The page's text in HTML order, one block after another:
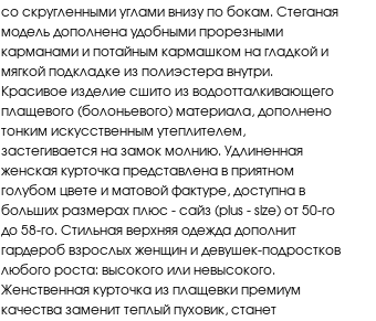
со скругленными углами внизу по бокам. Стеганая
модель дополнена удобными прорезными
карманами и потайным кармашком на гладкой и
мягкой подкладке из полиэстера внутри.
Красивое изделие сшито из водоотталкивающего
плащевого (болоньевого) материала, дополнено
тонким искусственным утеплителем,
застегивается на замок молнию. Удлиненная
женская курточка представлена в приятном
голубом цвете и матовой фактуре, доступна в
больших размерах плюс - сайз (plus - size) от 50-го
до 58-го. Стильная верхняя одежда дополнит
гардероб взрослых женщин и девушек-подростков
любого роста: высокого или невысокого.
Женственная курточка из плащевки премиум
качества заменит теплый пуховик, станет